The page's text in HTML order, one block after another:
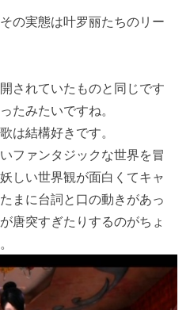
の実態は叶罗丽たちのリー
されていたものと同じです
たみたいですね。
は結構好きです。
ファンタジックな世界を冒
しい世界観が面白くてキャ
まに台詞と口の動きがあっ
唐突すぎたりするのがちょ